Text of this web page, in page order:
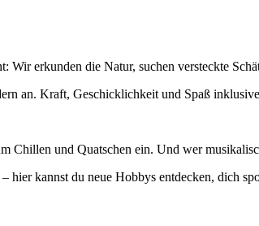
Wir erkunden die Natur, suchen versteckte
an. Kraft, Geschicklichkeit und Spaß
Chillen und Quatschen ein. Und wer
hier kannst du neue Hobbys entdecken, dich